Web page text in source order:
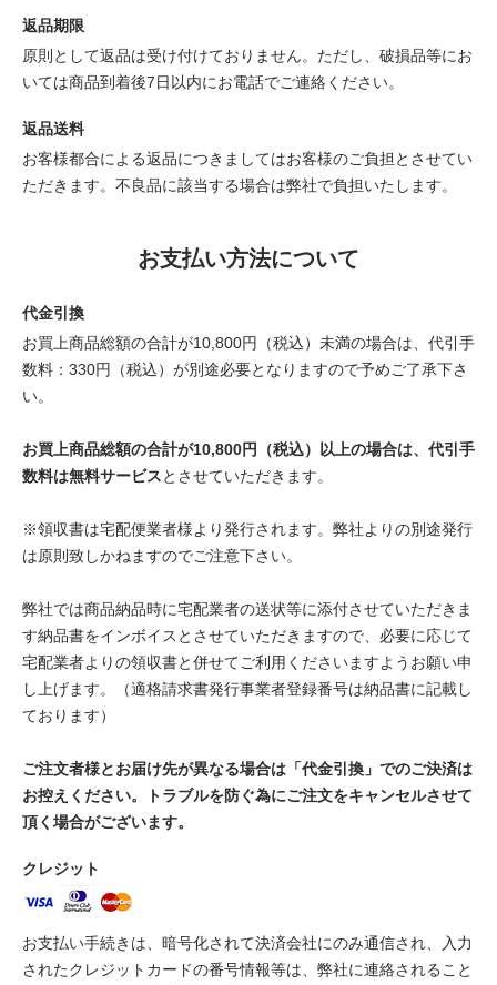
返品期限
原則として返品は受け付けておりません。ただし、破損品等にお
いては商品到着後7日以内にお電話でご連絡ください。
返品送料
お客様都合による返品につきましてはお客様のご負担とさせてい
ただきます。不良品に該当する場合は弊社で負担いたします。
お支払い方法について
代金引換
お買上商品総額の合計が10,800円（税込）未満の場合は、代引手
数料：330円（税込）が別途必要となりますので予めご了承下さ
い。
お買上商品総額の合計が10,800円（税込）以上の場合は、代引手
数料は無料サービスとさせていただきます。
※領収書は宅配便業者様より発行されます。弊社よりの別途発行
は原則致しかねますのでご注意下さい。
弊社では商品納品時に宅配業者の送状等に添付させていただきま
す納品書をインボイスとさせていただきますので、必要に応じて
宅配業者よりの領収書と併せてご利用くださいますようお願い申
し上げます。（適格請求書発行事業者登録番号は納品書に記載し
ております）
ご注文者様とお届け先が異なる場合は「代金引換」でのご決済は
お控えください。トラブルを防ぐ為にご注文をキャンセルさせて
頂く場合がございます。
クレジット
お支払い手続きは、暗号化されて決済会社にのみ通信され、入力
されたクレジットカードの番号情報等は、弊社に連絡されること